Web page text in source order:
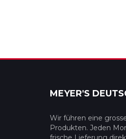
MEYER'S
Wir führen eine
Produkten. Jeden